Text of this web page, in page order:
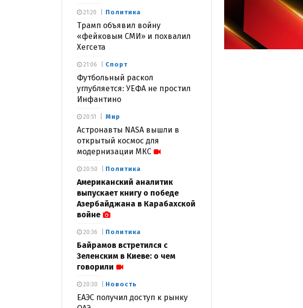
Политика
Трамп объявил войну
«фейковым СМИ» и похвалил
Хегсета
21:20
Спорт
Футбольный раскол
углубляется: УЕФА не простил
Инфантино
21:06
Мир
Астронавты NASA вышли в
открытый космос для
модернизации МКС
20:51
Политика
Американский аналитик
выпускает книгу о победе
Азербайджана в Карабахской
войне
20:50
Политика
Байрамов встретился с
Зеленским в Киеве: о чем
говорили
20:36
Новость
ЕАЭС получил доступ к рынку
20:30